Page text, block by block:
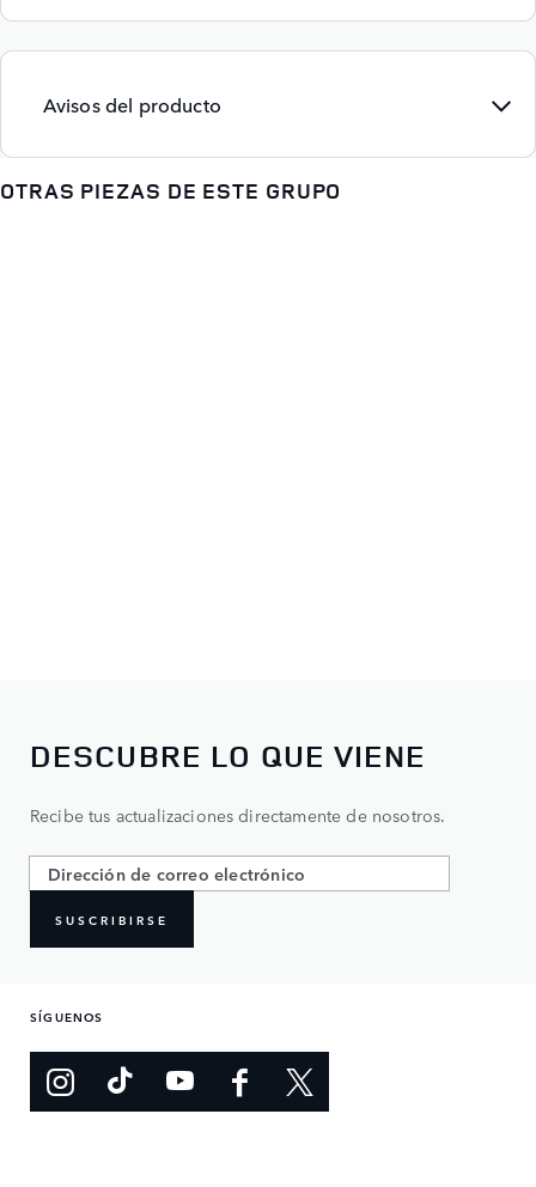
Avisos del producto
OTRAS PIEZAS DE ESTE GRUPO
DESCUBRE LO QUE VIENE
Recibe tus actualizaciones directamente de nosotros.
SUSCRIBIRSE
SÍGUENOS